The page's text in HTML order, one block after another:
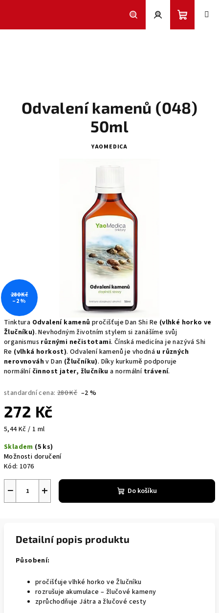
Hledat PřihlášeníNákupní
Tinktura Odvalení kamenůpročišťuje Dan Shi Re (vlhké horko ve
Žlučníku). Nevhodným životním stylem si zanášíme svůj
organismus různými nečistotami. Čínská medicína je nazývá Shi
Re (vlhká horkost). Odvalení kamenů je vhodná u různých
nerovnováhv Dan (Žlučníku). Díky kurkumě podporuje
normální činnost jater, žlučníkua normální trávení.
standardní cena: 280 Kč –2 %
272 Kč
Měrná
5,44 Kč / 1 ml
Skladem (5 ks)
Možnosti doručení
Kód: 1076
+
− Do košíku
Odvalení kamenů (048)
50ml
YAOMEDICA
280 Kč
–2 %
Detailní popis produktu
Působení:
pročišťuje vlhké horko ve Žlučníku
rozrušuje akumulace – žlučové kameny
zprůchodňuje Játra a žlučové cesty